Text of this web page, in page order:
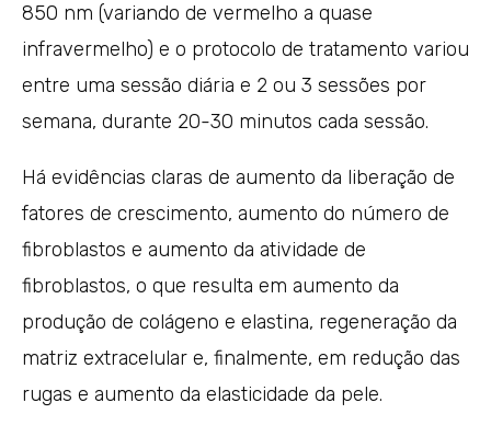
850 nm (variando de vermelho a quase
infravermelho) e o protocolo de tratamento variou
entre uma sessão diária e 2 ou 3 sessões por
semana, durante 20-30 minutos cada sessão.
Há evidências claras de aumento da liberação de
fatores de crescimento, aumento do número de
fibroblastos e aumento da atividade de
fibroblastos, o que resulta em aumento da
produção de colágeno e elastina, regeneração da
matriz extracelular e, finalmente, em redução das
rugas e aumento da elasticidade da pele.